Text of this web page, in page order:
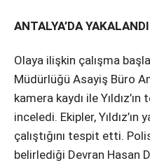
ANTALYA’DA YAKALANDI
Olaya ilişkin çalışma
Müdürlüğü Asayiş Büro
kamera kaydı ile
inceledi. Ekipler, Yıldız’ın
çalıştığını tespit etti.
belirlediği Devran Hasan